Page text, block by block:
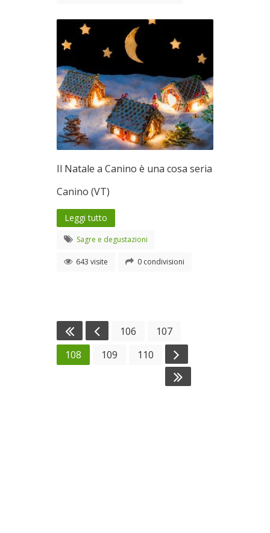
Il Natale a Canino è una cosa seria
Canino (VT)
Leggi tutto
Sagre e degustazioni
643 visite 0 condivisioni
106
107
108
109 110